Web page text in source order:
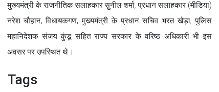
मुख्यमंत्री के राजनीतिक सलाहकार सुनील शर्मा, प्रधान सलाहकार (मीडिया)
नरेश चौहान, विधायकगण, मुख्यमंत्री के प्रधान सचिव भरत खेड़ा, पुलिस
महानिदेशक संजय कुंडू सहित राज्य सरकार के वरिष्ठ अधिकारी भी इस
अवसर पर उपस्थित थे।
Tags